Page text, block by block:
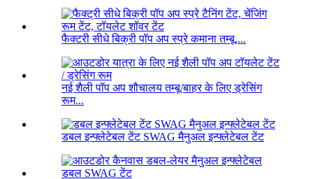
फैक्टरी सीधे बिक्री पॉप अप स्प्रे कमाना तम्बू,...
नई शैली पॉप अप शौचालय तम्बू/बाहर के लिए ड्रेसिंग
रूम...
डबल इन्फ्लेटेबल टेंट SWAG मैनुअल इन्फ्लेटेबल टेंट